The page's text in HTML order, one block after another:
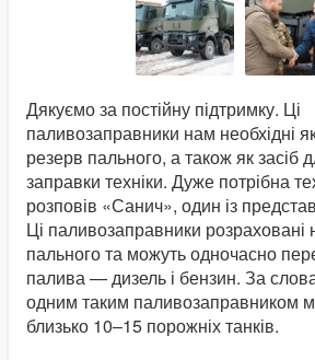
Дякуємо за постійну підтримку. Ці
паливозаправники нам необхідні
резерв пального, а також як засіб
заправки техніки. Дуже потрібна
розповів «Санич», один із
Ці паливозаправники розраховані
пального та можуть одночасно
палива — дизель і бензин. За
одним таким паливозаправником
близько 10–15 порожніх танків.